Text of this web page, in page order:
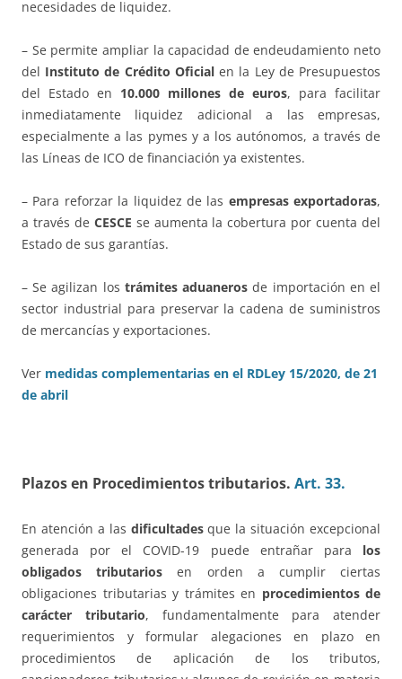
necesidades de liquidez.
– Se permite ampliar la capacidad de endeudamiento neto
del Instituto de Crédito Oficialen la Ley de Presupuestos
del Estado en 10.000 millones de euros, para facilitar
inmediatamente liquidez adicional a las empresas,
especialmente a las pymes y a los autónomos, a través de
las Líneas de ICO de financiación ya existentes.
– Para reforzar la liquidez de las empresas exportadoras,
a través de CESCE se aumenta la cobertura por cuenta del
Estado de sus garantías.
– Se agilizan los trámites aduaneros de importación en el
sector industrial para preservar la cadena de suministros
de mercancías y exportaciones.
Ver medidas complementarias en el RDLey 15/2020, de 21
de abril
Plazos en Procedimientos tributarios. Art. 33.
En atención a las dificultadesque la situación excepcional
generada por el COVID-19 puede entrañar para los
obligados tributarios en orden a cumplir ciertas
obligaciones tributarias y trámites en procedimientos de
carácter tributario, fundamentalmente para atender
requerimientos y formular alegaciones en plazo en
procedimientos de aplicación de los tributos,